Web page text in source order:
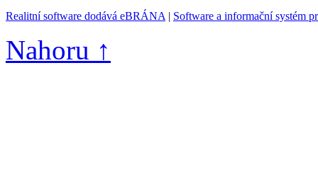
Realitní software dodává eBRÁNA | Software a informační systém
Nahoru ↑